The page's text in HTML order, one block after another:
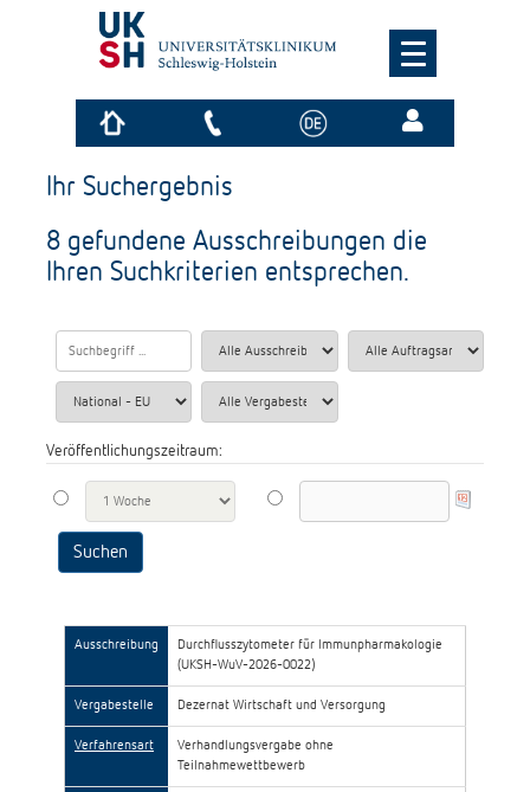
Ihr Suchergebnis
8 gefundene Ausschreibungen die
Ihren Suchkriterien entsprechen.
Veröffentlichungszeitraum:
Ausschreibung
Durchflusszytometer für Immunpharmakologie
(UKSH-WuV-2026-0022)
Vergabestelle Dezernat Wirtschaft und Versorgung
Verfahrensart
Verhandlungsvergabe ohne
Teilnahmewettbewerb